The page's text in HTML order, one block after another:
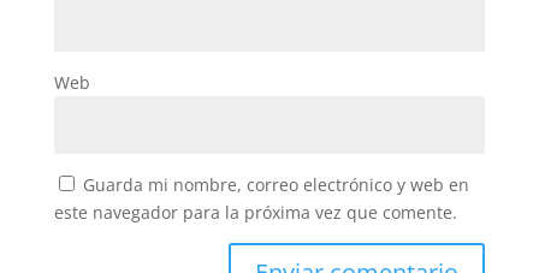
Web
Guarda mi nombre, correo electrónico y web en
este navegador para la próxima vez que comente.